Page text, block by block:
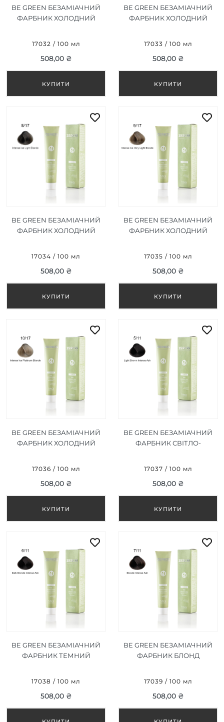
BE GREEN БЕЗАМІАЧНИЙ
ФАРБНИК ХОЛОДНИЙ
17032 / 100 мл
508,00 ₴
BE GREEN БЕЗАМІАЧНИЙ
ФАРБНИК ХОЛОДНИЙ
17033 / 100 мл
508,00 ₴
BE GREEN БЕЗАМІАЧНИЙ
ФАРБНИК ХОЛОДНИЙ
17034 / 100 мл
508,00 ₴
BE GREEN БЕЗАМІАЧНИЙ
ФАРБНИК ХОЛОДНИЙ
17035 / 100 мл
508,00 ₴
BE GREEN БЕЗАМІАЧНИЙ
ФАРБНИК ХОЛОДНИЙ
17036 / 100 мл
508,00 ₴
BE GREEN БЕЗАМІАЧНИЙ
ФАРБНИК СВІТЛО-
17037 / 100 мл
508,00 ₴
BE GREEN БЕЗАМІАЧНИЙ
ФАРБНИК ТЕМНИЙ
17038 / 100 мл
508,00 ₴
BE GREEN БЕЗАМІАЧНИЙ
ФАРБНИК БЛОНД
17039 / 100 мл
508,00 ₴